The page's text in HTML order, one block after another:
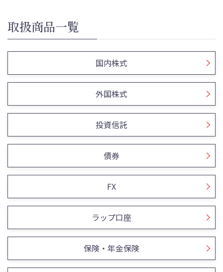
取扱商品一覧
国内株式
外国株式
投資信託
債券
FX
ラップ口座
保険・年金保険